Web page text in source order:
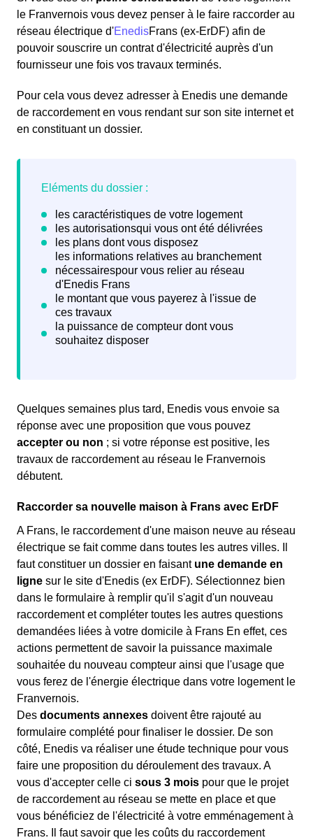
le Franvernois vous devez penser à le faire raccorder au
réseau électrique d'EnedisFrans (ex-ErDF) afin de
pouvoir souscrire un contrat d'électricité auprès d'un
fournisseur une fois vos travaux terminés.
Pour cela vous devez adresser à Enedis une demande
de raccordement en vous rendant sur son site internet et
en constituant un dossier.
Quelques semaines plus tard, Enedis vous envoie sa
réponse avec une proposition que vous pouvez
accepter ou non ; si votre réponse est positive, les
travaux de raccordement au réseau le Franvernois
débutent.
Raccorder sa nouvelle maison à Frans avec ErDF
A Frans, le raccordement d'une maison neuve au réseau
électrique se fait comme dans toutes les autres villes. Il
faut constituer un dossier en faisant une demande en
ligne sur le site d'Enedis (ex ErDF). Sélectionnez bien
dans le formulaire à remplir qu'il s'agit d'un nouveau
raccordement et compléter toutes les autres questions
demandées liées à votre domicile à Frans En effet, ces
actions permettent de savoir la puissance maximale
souhaitée du nouveau compteur ainsi que l'usage que
vous ferez de l'énergie électrique dans votre logement le
Franvernois.
Des documents annexes doivent être rajouté au
formulaire complété pour finaliser le dossier. De son
côté, Enedis va réaliser une étude technique pour vous
faire une proposition du déroulement des travaux. A
vous d'accepter celle ci sous 3 mois pour que le projet
de raccordement au réseau se mette en place et que
vous bénéficiez de l'électricité à votre emménagement à
Frans. Il faut savoir que les coûts du raccordement